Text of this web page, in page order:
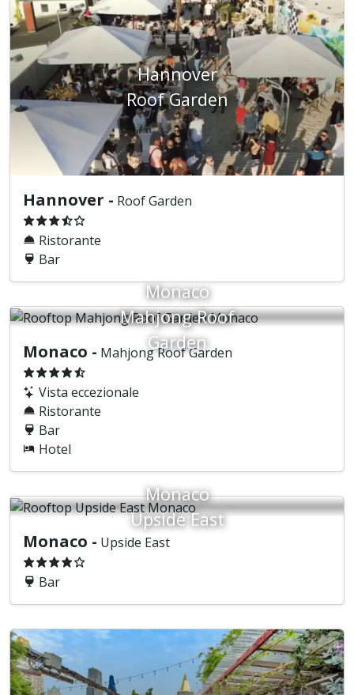
Hannover
Roof Garden
Hannover - Roof Garden
Ristorante
Bar
Monaco
Mahjong Roof
Garden
Monaco - Mahjong Roof Garden
Vista eccezionale
Ristorante
Bar
Hotel
Monaco
Upside East
Monaco - Upside East
Bar